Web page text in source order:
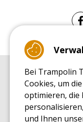
EINKAUFSRATGEBER
Einkaufsratgeber
MONTAGE RATGEBER
Montagehinweise für
Bei Trampolin
Cookies, um
optimieren, die
und Ihnen